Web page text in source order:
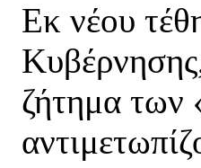
Εκ νέου
ζήτημα των